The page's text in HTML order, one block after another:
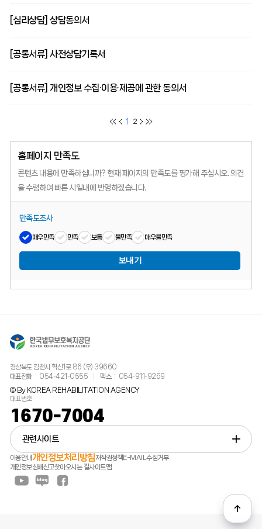
[심리상담] 상담동의서
[공통서류] 사전상담기록서
[공통서류] 개인정보 수집·이용·제공에 관한 동의서
1 2
홈페이지 만족도
콘텐츠 내용에 만족하십니까? 현재 페이지의 만족도를 평가해 주십시오. 의견
을 수렴하여 빠른 시일내에 반영하겠습니다.
만족도조사
매우만족 만족 보통 불만족 매우불만족
보내기
이용안내 개인정보처리방침저작권정책E-MAIL수집거부
개인정보침해신고찾아오시는 길사이트맵
경상북도 김천시 혁신1로 86 (우) 39660
대표전화
054-421-0555 팩스 054-911-9269
© By KOREA REHABILITATION AGENCY
대표번호
1670-7004
관련사이트